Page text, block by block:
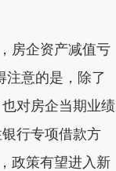
房企资产减值亏
注意的是，除了
对房企当期业绩
行专项借款方
政策有望进入新